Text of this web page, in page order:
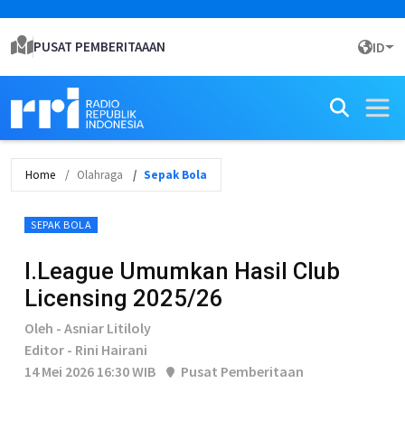
PUSAT PEMBERITAAAN ID
Home Olahraga Sepak Bola
SEPAK BOLA
I.League Umumkan Hasil Club
Licensing 2025/26
Oleh - Asniar Litiloly
Editor - Rini Hairani
14 Mei 2026 16:30 WIB
Pusat Pemberitaan